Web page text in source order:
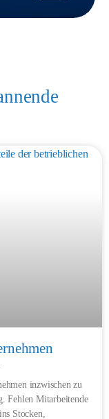
inzwischen zu
Fehlen Mitarbeitende
Stocken,